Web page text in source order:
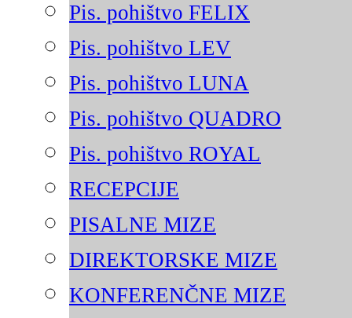
Pis. pohištvo FELIX
Pis. pohištvo LEV
Pis. pohištvo LUNA
Pis. pohištvo QUADRO
Pis. pohištvo ROYAL
RECEPCIJE
PISALNE MIZE
DIREKTORSKE MIZE
KONFERENČNE MIZE